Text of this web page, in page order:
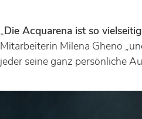
„Die Acquarena ist so
Mitarbeiterin Milena Gheno
jeder seine ganz persönliche